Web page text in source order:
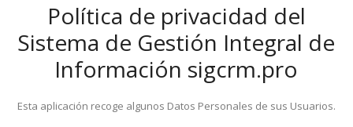
Política de privacidad del
Sistema de Gestión Integral de
Información sigcrm.pro
Esta aplicación recoge algunos Datos Personales de sus Usuarios.